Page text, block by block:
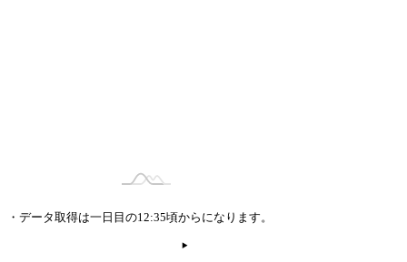
・データ取得は一日目の12:35頃からになります。